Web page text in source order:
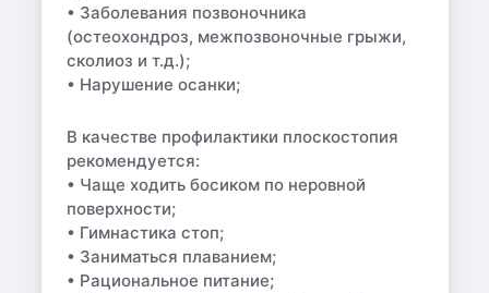
• Заболевания позвоночника
(остеохондроз, межпозвоночные грыжи,
сколиоз и т.д.);
• Нарушение осанки;
В качестве профилактики плоскостопия
рекомендуется:
• Чаще ходить босиком по неровной
поверхности;
• Гимнастика стоп;
• Заниматься плаванием;
• Рациональное питание;